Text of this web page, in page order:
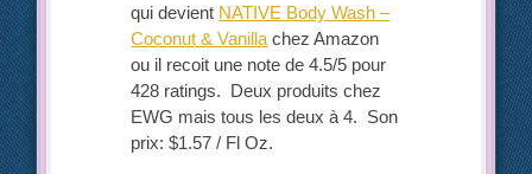
qui devient NATIVE Body Wash –
Coconut & Vanilla chez Amazon
ou il recoit une note de 4.5/5 pour
428 ratings. Deux produits chez
EWG mais tous les deux à 4. Son
prix: $1.57 / Fl Oz.